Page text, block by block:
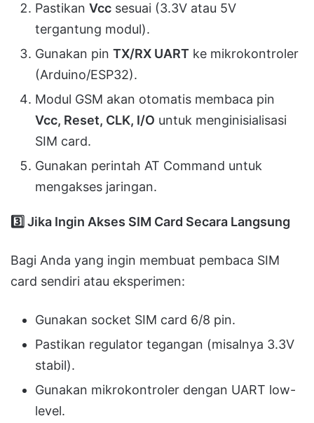
Pastikan Vcc sesuai (3.3V atau 5V
tergantung modul).
Gunakan pin TX/RX UART ke mikrokontroler
(Arduino/ESP32).
Modul GSM akan otomatis membaca pin
Vcc, Reset, CLK, I/O untuk menginisialisasi
SIM card.
Gunakan perintah AT Command untuk
mengakses jaringan.
3️ Jika Ingin Akses SIM Card Secara Langsung
Bagi Anda yang ingin membuat pembaca SIM
card sendiri atau eksperimen:
Gunakan socket SIM card 6/8 pin.
Pastikan regulator tegangan (misalnya 3.3V
stabil).
Gunakan mikrokontroler dengan UART low-
level.